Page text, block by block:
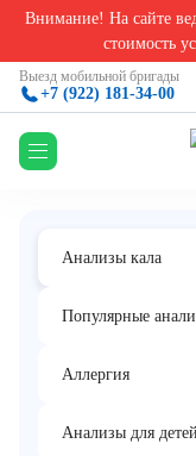
Внимание! На сайте
стоимость
Выезд мобильной бригады
+7 (922) 181-34-00
Анализы кала в
Helicobacter
ПЦР]
Анализы кала
Популярные
Аллергия
Анализы для детей